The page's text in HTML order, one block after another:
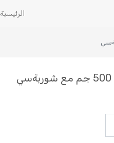
الرئيسية